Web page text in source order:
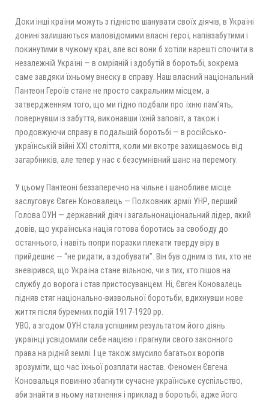
Доки інші країни можуть з гідністю шанувати своїх діячів, в Україні
донині залишаються маловідомими власні герої, напівзабутими і
покинутими в чужому краї, але всі вони б хотіли нарешті спочити в
незалежній Україні — в омріяній і здобутій в боротьбі, зокрема
саме завдяки їхньому внеску в справу. Наш власний національний
Пантеон Героїв стане не просто сакральним місцем, а
затвердженням того, що ми гідно подбали про їхню пам’ять,
повернувши із забуття, виконавши їхній заповіт, а також і
продовжуючи справу в подальшій боротьбі — в російсько-
українській війні ХХІ століття, коли ми вкотре захищаємось від
загарбників, але тепер у нас є безсумнівний шанс на перемогу.
У цьому Пантеоні беззаперечно на чільне і шанобливе місце
заслуговує Євген Коновалець — Полковник армії УНР, перший
Голова ОУН — державний діяч і загальнонаціональний лідер, який
довів, що українська нація готова боротись за свободу до
останнього, і навіть попри поразки плекати тверду віру в
прийдешнє — “не ридати, а здобувати”. Він був одним із тих, хто не
зневірився, що Україна стане вільною, чи з тих, хто пішов на
службу до ворога і став пристосуванцем. Ні, Євген Коновалець
підняв стяг національно-визвольної боротьби, вдихнувши нове
життя після буремних подій 1917-1920 рр.
УВО, а згодом ОУН стала успішним результатом його діянь:
українці усвідомили себе нацією і прагнули свого законного
права на рідній землі. І це також змусило багатьох ворогів
зрозуміти, що час їхньої розплати настав. Феномен Євгена
Коновальця повинно збагнути сучасне українське суспільство,
аби знайти в ньому натхнення і приклад в боротьбі, адже його